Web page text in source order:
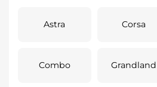
Astra Corsa
Combo Grandland